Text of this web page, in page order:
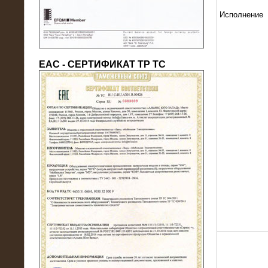
22.05.2016
Нагрузочный модуль в контейнере
10 МВт (0,4 кВ - напряжение)
ЕАС - СЕРТИФИКАТ ТР ТС
Исполнение